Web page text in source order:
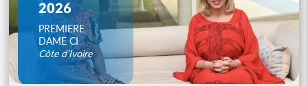
2026
PREMIERE
DAME CI
Côte d'Ivoire